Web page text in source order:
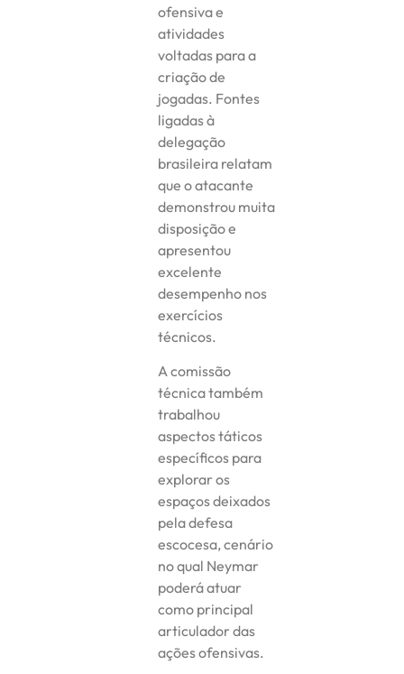
ofensiva e
atividades
voltadas para a
criação de
jogadas. Fontes
ligadas à
delegação
brasileira relatam
que o atacante
demonstrou muita
disposição e
apresentou
excelente
desempenho nos
exercícios
técnicos.
A comissão
técnica também
trabalhou
aspectos táticos
específicos para
explorar os
espaços deixados
pela defesa
escocesa, cenário
no qual Neymar
poderá atuar
como principal
articulador das
ações ofensivas.